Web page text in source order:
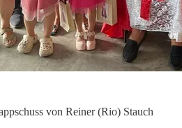
von Reiner (Rio) Stauch